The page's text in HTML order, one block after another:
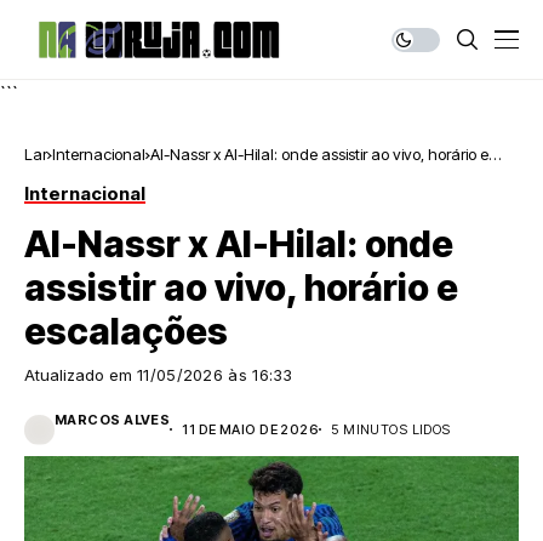
```
Lar Internacional Al-Nassr x Al-Hilal: onde assistir ao vivo, horário e
Internacional
Al-Nassr x Al-Hilal: onde
assistir ao vivo, horário e
escalações
Atualizado em 11/05/2026 às 16:33
MARCOS ALVES
11 DE MAIO DE 2026 5 MINUTOS LIDOS